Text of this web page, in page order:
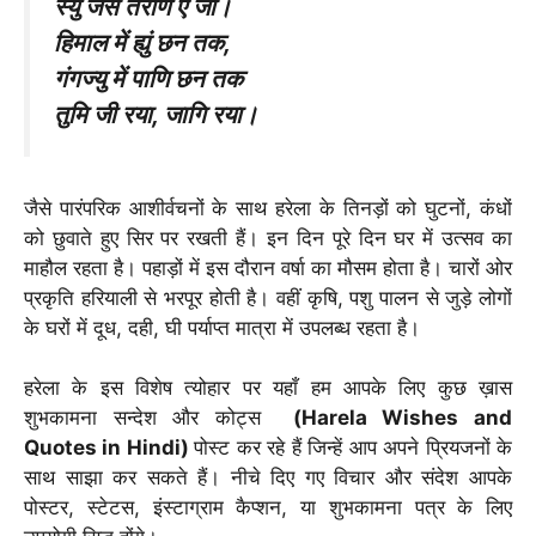
स्युं जस तराण ऐ जौ।
हिमाल में ह्युं छन तक,
गंगज्यु में पाणि छन तक
तुमि जी रया, जागि रया।
जैसे पारंपरिक आशीर्वचनों के साथ हरेला के तिनड़ों को घुटनों, कंधों
को छुवाते हुए सिर पर रखती हैं। इन दिन पूरे दिन घर में उत्सव का
माहौल रहता है। पहाड़ों में इस दौरान वर्षा का मौसम होता है। चारों ओर
प्रकृति हरियाली से भरपूर होती है। वहीं कृषि, पशु पालन से जुड़े लोगों
के घरों में दूध, दही, घी पर्याप्त मात्रा में उपलब्ध रहता है।
हरेला के इस विशेष त्योहार पर यहाँ हम आपके लिए कुछ ख़ास
शुभकामना सन्देश और कोट्स (Harela Wishes and
Quotes in Hindi)पोस्ट कर रहे हैं जिन्हें आप अपने प्रियजनों के
साथ साझा कर सकते हैं। नीचे दिए गए विचार और संदेश आपके
पोस्टर, स्टेटस, इंस्टाग्राम कैप्शन, या शुभकामना पत्र के लिए